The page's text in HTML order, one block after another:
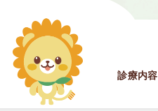
診療内容